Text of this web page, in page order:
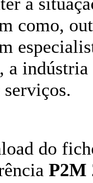
como,
indústria
do
P2M